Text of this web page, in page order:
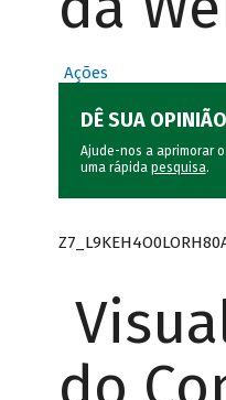
Ações
DÊ SUA OPINIÃO
Ajude-nos a aprimorar
uma rápida pesquisa.